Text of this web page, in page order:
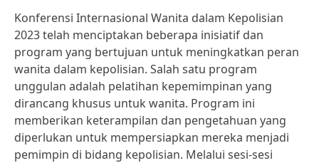
Konferensi Internasional Wanita dalam Kepolisian
2023 telah menciptakan beberapa inisiatif dan
program yang bertujuan untuk meningkatkan peran
wanita dalam kepolisian. Salah satu program
unggulan adalah pelatihan kepemimpinan yang
dirancang khusus untuk wanita. Program ini
memberikan keterampilan dan pengetahuan yang
diperlukan untuk mempersiapkan mereka menjadi
pemimpin di bidang kepolisian. Melalui sesi-sesi